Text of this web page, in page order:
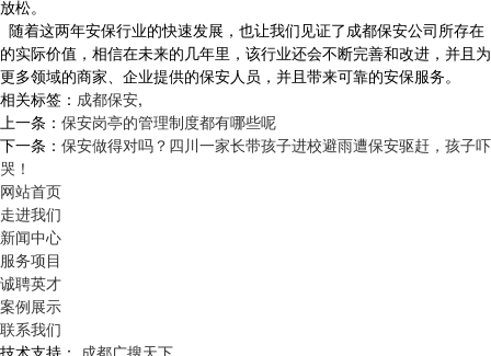
放松。
随着这两年安保行业的快速发展，也让我们见证了成都保安公司所存在
的实际价值，相信在未来的几年里，该行业还会不断完善和改进，并且为
更多领域的商家、企业提供的保安人员，并且带来可靠的安保服务。
相关标签： 成都保安,
上一条： 保安岗亭的管理制度都有哪些呢
下一条： 保安做得对吗？四川一家长带孩子进校避雨遭保安驱赶，孩子吓
哭！
网站首页
走进我们
新闻中心
服务项目
诚聘英才
案例展示
联系我们
技术支持： 成都广搜天下